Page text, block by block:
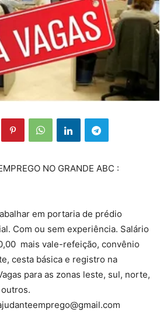
NO GRANDE ABC :
em portaria de prédio
Com ou sem experiência. Salário
mais vale-refeição, convênio
cesta básica e registro na
para as zonas leste, sul, norte,